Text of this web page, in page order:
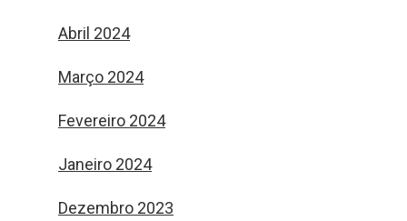
Abril 2024
Março 2024
Fevereiro 2024
Janeiro 2024
Dezembro 2023